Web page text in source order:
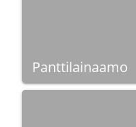
Panttilainaamo